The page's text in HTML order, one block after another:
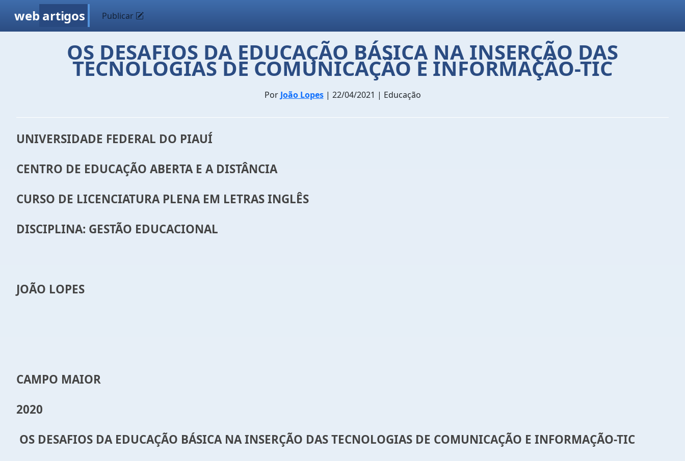
web artigos Publicar
OS DESAFIOS DA EDUCAÇÃO BÁSICA NA INSERÇÃO DAS
TECNOLOGIAS DE COMUNICAÇÃO E INFORMAÇÃO-TIC
Por João Lopes| 22/04/2021 | Educação
UNIVERSIDADE FEDERAL DO PIAUÍ
CENTRO DE EDUCAÇÃO ABERTA E A DISTÂNCIA
CURSO DE LICENCIATURA PLENA EM LETRAS INGLÊS
DISCIPLINA: GESTÃO EDUCACIONAL
JOÃO LOPES
CAMPO MAIOR
2020
OS DESAFIOS DA EDUCAÇÃO BÁSICA NA INSERÇÃO DAS TECNOLOGIAS DE COMUNICAÇÃO E INFORMAÇÃO-TIC